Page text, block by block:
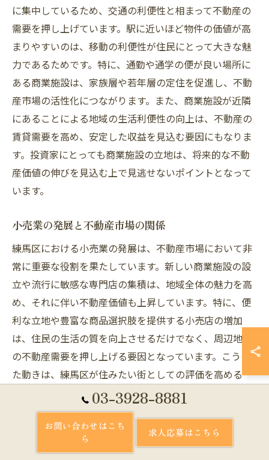
に集中しているため、交通の利便性と相まって不動産の
需要を押し上げています。駅に近いほど物件の価値が高
まりやすいのは、移動の利便性が住民にとって大きな魅
力であるためです。特に、通勤や通学の便が良い場所に
ある商業施設は、家族層や若年層の定住を促進し、不動
産市場の活性化につながります。また、商業施設が近隣
にあることによる地域の生活利便性の向上は、不動産の
賃貸需要を高め、安定した収益を見込む要因にもなりま
す。投資家にとっても商業施設の立地は、将来的な不動
産価値の伸びを見込む上で見逃せないポイントとなって
います。
小売業の発展と不動産市場の関係
練馬区における小売業の発展は、不動産市場において非
常に重要な役割を果たしています。新しい商業施設の設
立や流行に敏感な専門店の集積は、地域全体の魅力を高
め、それに伴い不動産価値も上昇しています。特に、便
利な立地や豊富な商品選択肢を提供する小売店の増加
は、住民の生活の質を向上させるだけでなく、周辺地域
の不動産需要を押し上げる要因となっています。こうし
た動きは、練馬区が住みたい街としての評価を高める一
因ともなっており、将来的な投資先としての価値を一層
強化しています。
商業施設の増設が練馬区に与える経済効果
03-3928-8881
お問い合わせはこち
ら
求人応募はこちら